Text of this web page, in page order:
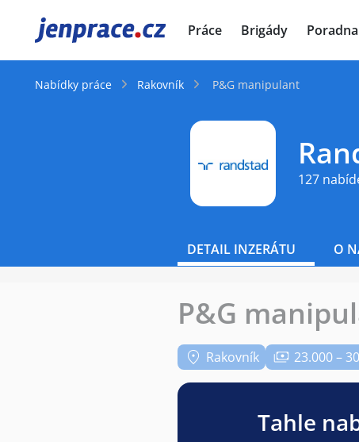
JenPráce.cz Práce Brigády Poradna
Nabídky práce Rakovník P&G manipulant
127
DETAIL INZERÁTU O
P&G
Rakovník 23.000 –
Tahle